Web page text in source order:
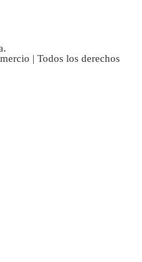
| Todos los derechos